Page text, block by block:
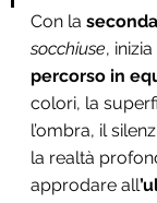
Con la
socchiuse,
percorso in
colori, la
l’ombra, il
la realtà
approdare all